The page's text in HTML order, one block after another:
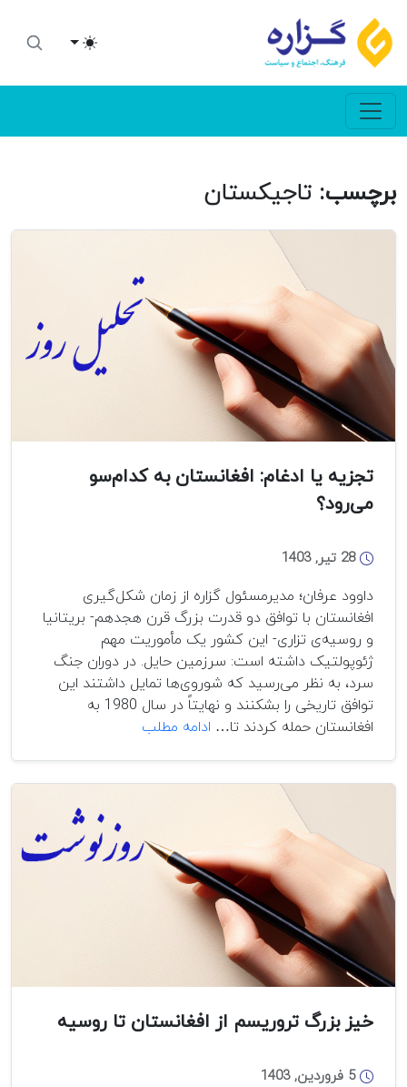
Toggle theme
برچسب: تاجیکستان
تجزیه یا ادغام: افغانستان به کدام‌سو
می‌رود؟
28 تیر, 1403
داوود عرفان؛ ‌مدیرمسئول گزاره از زمان شکل‌گیری
افغانستان با توافق دو قدرت بزرگ قرن هجدهم- بریتانیا
و روسیه‌ی تزاری- این کشور یک مأموریت مهم
ژئوپولتیک داشته است: سرزمین حایل. در دوران جنگ
سرد، به نظر می‌رسید که شوروی‌ها تمایل داشتند این
توافق تاریخی را بشکنند و نهایتاً در سال 1980 به
افغانستان حمله کردند تا… ادامه مطلب
کدام‌سو
می‌رود؟
خیز بزرگ تروریسم از افغانستان تا روسیه
5 فروردین, 1403